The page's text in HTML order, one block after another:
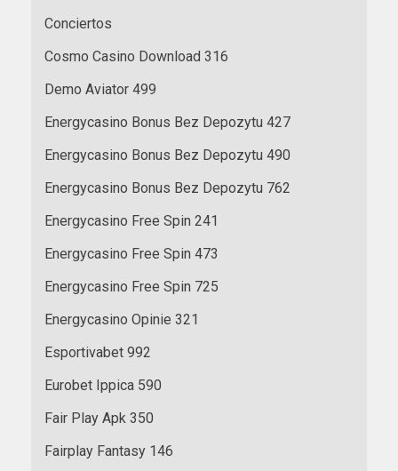
Conciertos
Cosmo Casino Download 316
Demo Aviator 499
Energycasino Bonus Bez Depozytu 427
Energycasino Bonus Bez Depozytu 490
Energycasino Bonus Bez Depozytu 762
Energycasino Free Spin 241
Energycasino Free Spin 473
Energycasino Free Spin 725
Energycasino Opinie 321
Esportivabet 992
Eurobet Ippica 590
Fair Play Apk 350
Fairplay Fantasy 146